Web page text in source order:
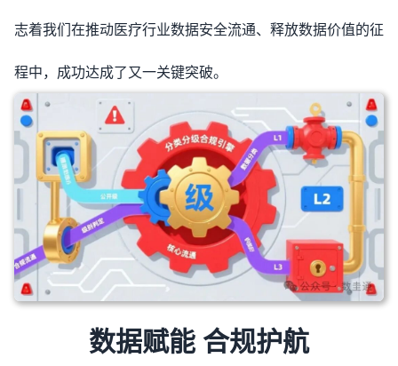
志着我们在推动医疗行业数据安全流通、释放数据价值的征
程中，成功达成了又一关键突破。
数据赋能 合规护航